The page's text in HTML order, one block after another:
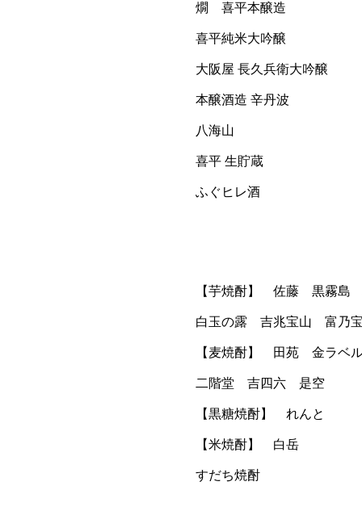
燗 喜平本醸造
喜平純米大吟醸
大阪屋 長久兵衛大吟醸
本醸酒造 辛丹波
八海山
喜平 生貯蔵
ふぐヒレ酒
【芋焼酎】 佐藤 黒霧
白玉の露 吉兆宝山 富乃
【麦焼酎】 田苑 金ラ
二階堂 吉四六 是空
【黒糖焼酎】 れんと
【米焼酎】 白岳
すだち焼酎